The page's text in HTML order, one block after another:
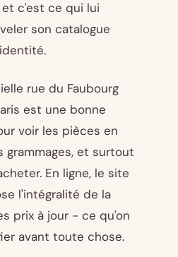
c'est ce qui lui
son catalogue
rue du Faubourg
est une bonne
voir les pièces en
grammages, et surtout
En ligne, le site
l'intégralité de la
prix à jour - ce qu'on
avant toute chose.